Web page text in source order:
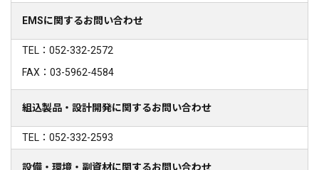
EMSに関するお問い合わせ
TEL：052-332-2572
FAX：03-5962-4584
組込製品・設計開発に関するお問い合わせ
TEL：052-332-2593
設備・環境・副資材に関するお問い合わせ